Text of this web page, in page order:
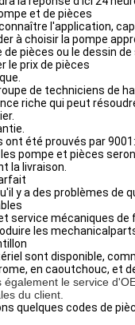
de boue
de boue
de boue
de boue
de source d'eau
de Hydronic
de piscine
à hautes températures
et de pièces
l'application,
à choisir la pompe
pièces ou le dessin
le prix de pièces
de techniciens de
riche qui peut
été prouvés par
les pompe et pièces
la livraison.
y a des problèmes de
service mécaniques de
les
sont disponible,
en caoutchouc, et
également le service
du client.
quelques codes de